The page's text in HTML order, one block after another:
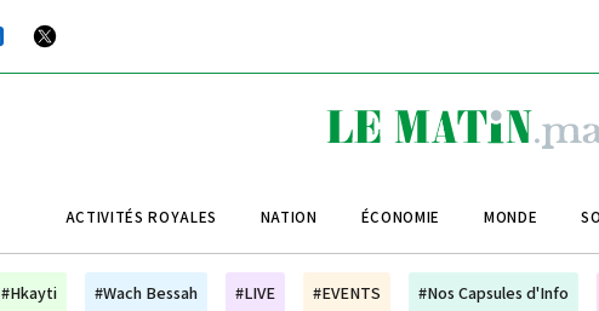
ACTIVITÉS ROYALES NATION ÉCONOMIE MONDE
#Hkayti #Wach Bessah #LIVE #EVENTS #Nos Capsules d'Info